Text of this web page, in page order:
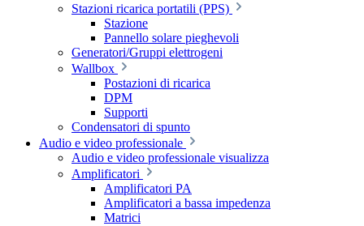
Stazioni ricarica portatili (PPS)
Stazione
Pannello solare pieghevoli
Generatori/Gruppi elettrogeni
Wallbox
Postazioni di ricarica
DPM
Supporti
Condensatori di spunto
Audio e video professionale
Audio e video professionale visualizza
Amplificatori
Amplificatori PA
Amplificatori a bassa impedenza
Matrici